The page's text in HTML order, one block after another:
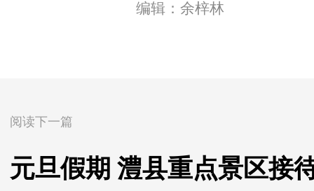
编辑：余梓林
阅读下一篇
元旦假期 澧县重点景区接